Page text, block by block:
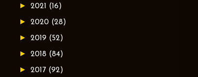
► 2021 (16)
► 2020 (28)
► 2019 (52)
► 2018 (84)
► 2017 (92)